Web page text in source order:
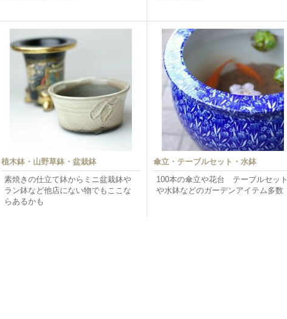
植木鉢・山野草鉢・盆栽鉢
素焼きの仕立て鉢からミニ盆栽鉢や
ラン鉢など他店にない物でもここな
らあるかも
傘立・テーブルセット・水鉢
100本の傘立や花台 テーブルセット
や水鉢などのガーデンアイテム多数